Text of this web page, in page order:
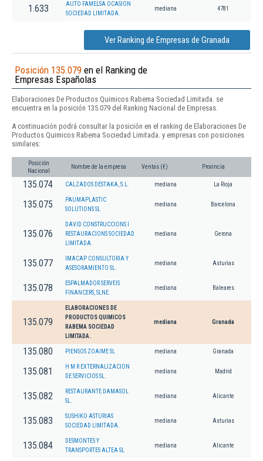
1.633
AUTO FAMELSA OCASION
SOCIEDAD LIMITADA.
mediana 4781
Ver Ranking de Empresas de Granada
Posición 135.079 en el Ranking de
Empresas Españolas
Elaboraciones De Productos Quimicos Rabema Sociedad Limitada. se
encuentra en la posición 135.079 del Ranking Nacional de Empresas.
A continuación podrá consultar la posición en el ranking de Elaboraciones De
Productos Quimicos Rabema Sociedad Limitada. y empresas con posiciones
similares:
Posición
Nacional
Nombre de la empresa Ventas (€) Provincia
135.074 CALZADOS DESTAKA, S.L. mediana La Rioja
135.075
PAUMAPLASTIC
SOLUTIONS SL
mediana Barcelona
135.076
DAVID CONSTRUCCIONS I
RESTAURACIONS SOCIEDAD
LIMITADA.
mediana Gerona
135.077
IMACAP CONSULTORIA Y
ASESORAMIENTO SL.
mediana Asturias
135.078
ESPALMADOR SERVEIS
FINANCERS, SLNE.
mediana Baleares
135.079
ELABORACIONES DE
PRODUCTOS QUIMICOS
RABEMA SOCIEDAD
LIMITADA.
mediana Granada
135.080 PIENSOS ZOAIME SL mediana Granada
135.081
H M R EXTERNALIZACION
DE SERVICIOS SL.
mediana Madrid
135.082
RESTAURANTE DAMASOL
SL.
mediana Alicante
135.083
SUSHIKO ASTURIAS
SOCIEDAD LIMITADA.
mediana Asturias
135.084
DESMONTES Y
TRANSPORTES ALTEA SL
mediana Alicante